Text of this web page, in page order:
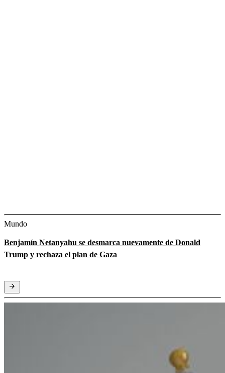
Mundo
Benjamín Netanyahu se desmarca nuevamente de Donald
Trump y rechaza el plan de Gaza